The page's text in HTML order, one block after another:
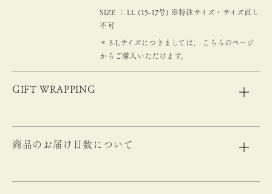
SIZE ： LL (15-17号) ※特注サイズ・サイズ直し
不可
＊ S-Lサイズにつきましては、
こちらのページ
からご購入いただけます。
GIFT WRAPPING
商品のお届け日数について